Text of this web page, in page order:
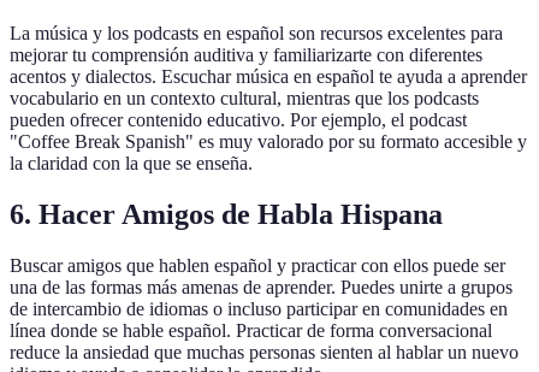
La música y los podcasts en español son recursos excelentes para
mejorar tu comprensión auditiva y familiarizarte con diferentes
acentos y dialectos. Escuchar música en español te ayuda a aprender
vocabulario en un contexto cultural, mientras que los podcasts
pueden ofrecer contenido educativo. Por ejemplo, el podcast
"Coffee Break Spanish" es muy valorado por su formato accesible y
la claridad con la que se enseña.
6. Hacer Amigos de Habla Hispana
Buscar amigos que hablen español y practicar con ellos puede ser
una de las formas más amenas de aprender. Puedes unirte a grupos
de intercambio de idiomas o incluso participar en comunidades en
línea donde se hable español. Practicar de forma conversacional
reduce la ansiedad que muchas personas sienten al hablar un nuevo